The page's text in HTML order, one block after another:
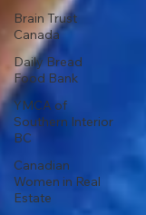
Brain Trust
Canada
Daily Bread
Food Bank
YMCA of
Southern Interior
BC
Canadian
Women in Real
Estate